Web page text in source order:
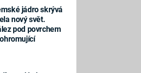
jádro skrývá
nový svět.
pod povrchem